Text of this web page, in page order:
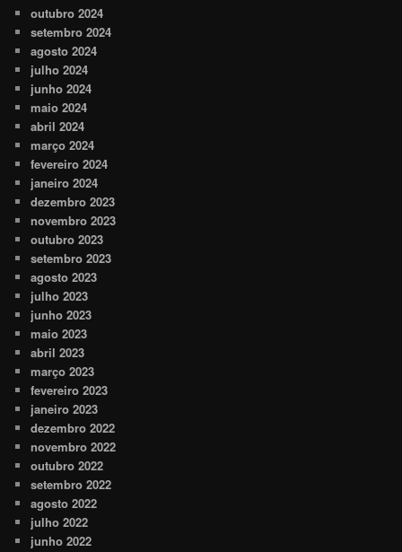
outubro 2024
setembro 2024
agosto 2024
julho 2024
junho 2024
maio 2024
abril 2024
março 2024
fevereiro 2024
janeiro 2024
dezembro 2023
novembro 2023
outubro 2023
setembro 2023
agosto 2023
julho 2023
junho 2023
maio 2023
abril 2023
março 2023
fevereiro 2023
janeiro 2023
dezembro 2022
novembro 2022
outubro 2022
setembro 2022
agosto 2022
julho 2022
junho 2022